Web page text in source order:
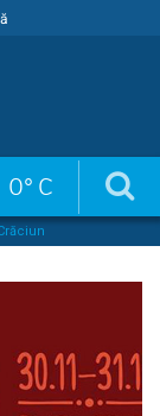
0° C